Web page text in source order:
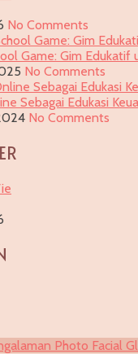
No Comments
Game: Gim Edukatif
No Comments
Sebagai Edukasi
No Comments
Photo Facial